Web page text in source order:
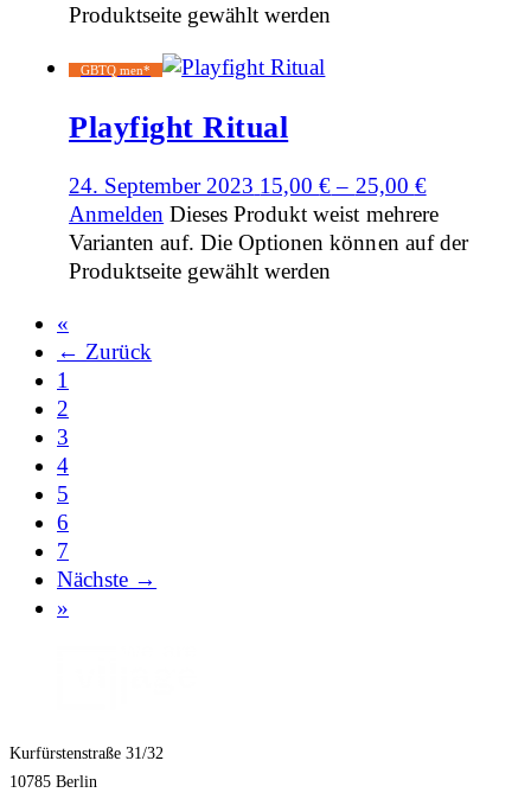
Produktseite gewählt werden
GBTQ men*
Playfight Ritual
24. September 2023 15,00€– 25,00 €
Anmelden Dieses Produkt weist mehrere
Varianten auf. Die Optionen können auf der
Produktseite gewählt werden
«
← Zurück
1
2
3
4
5
6
7
Nächste →
»
Kurfürstenstraße 31/32
10785 Berlin